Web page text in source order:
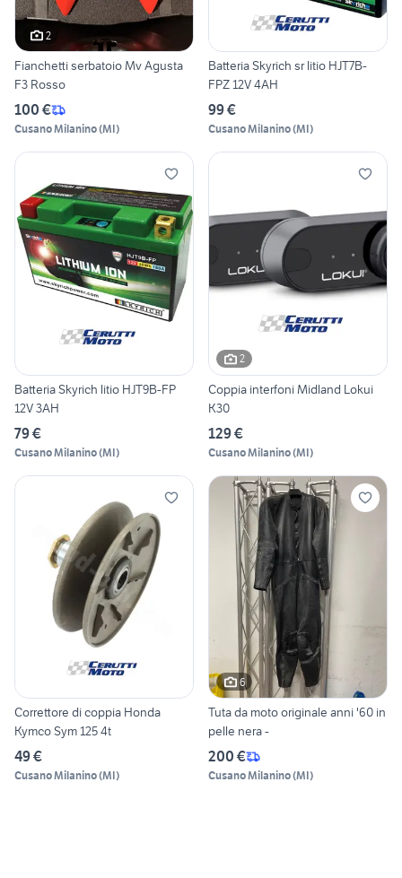
2
Fianchetti serbatoio Mv Agusta
F3 Rosso
100 €
Cusano Milanino(MI)
Batteria Skyrich sr litio HJT7B-
FPZ 12V 4AH
99 €
Cusano Milanino(MI)
Batteria Skyrich litio HJT9B-FP
12V 3AH
79 €
Cusano Milanino(MI)
2
Coppia interfoni Midland Lokui
K30
129 €
Cusano Milanino(MI)
Correttore di coppia Honda
Kymco Sym 125 4t
49 €
Cusano Milanino(MI)
6
Tuta da moto originale anni '60 in
pelle nera -
200 €
Cusano Milanino(MI)